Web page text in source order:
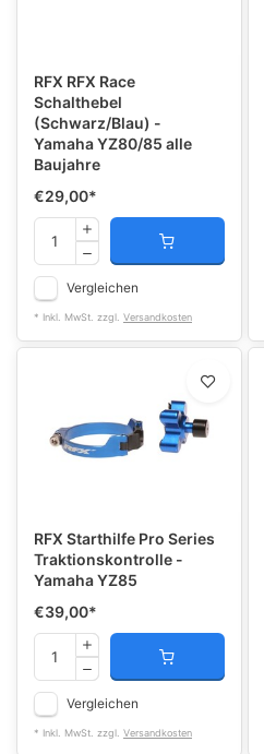
RFX RFX Race
Schalthebel
(Schwarz/Blau) -
Yamaha YZ80/85 alle
Baujahre
€29,00*
Vergleichen
* Inkl. MwSt. zzgl. Versandkosten
RFX Starthilfe Pro Series
Traktionskontrolle -
Yamaha YZ85
€39,00*
Vergleichen
* Inkl. MwSt. zzgl. Versandkosten